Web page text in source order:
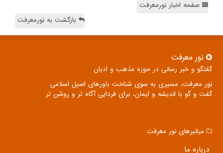
صفحه اخبار نورمعرفت
بازگشت به نورمعرفت
نور معرفت
گفتگو و خبر رسانی در حوزه مذهب و ادیان
نور معرفت، مسیری به سوی شناخت باورهای اصیل اسلامی
گفت و گو با اندیشه و ایمان، برای فردایی آگاه تر و روشن تر
میانبرهای نور معرفت
درباره ما